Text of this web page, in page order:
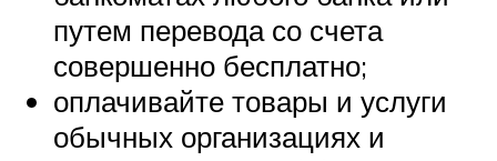
путем перевода со счета
совершенно бесплатно;
оплачивайте товары и услуги
обычных организациях и